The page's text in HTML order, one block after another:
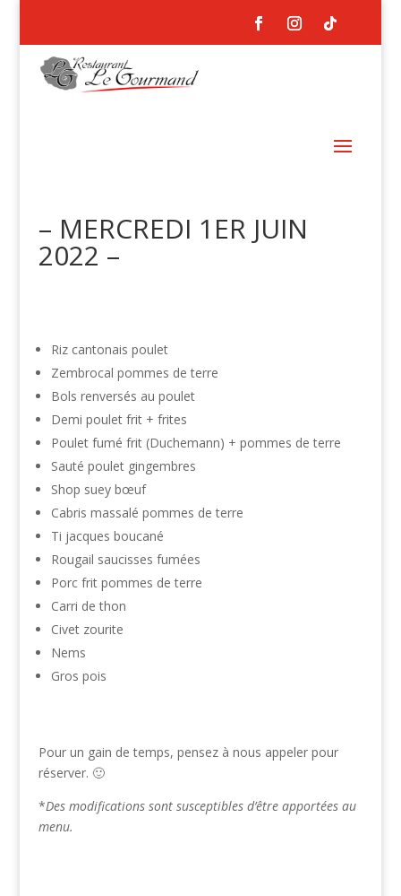
– MERCREDI 1ER JUIN
2022 –
Riz cantonais poulet
Zembrocal pommes de terre
Bols renversés au poulet
Demi poulet frit + frites
Poulet fumé frit (Duchemann) + pommes de terre
Sauté poulet gingembres
Shop suey bœuf
Cabris massalé pommes de terre
Ti jacques boucané
Rougail saucisses fumées
Porc frit pommes de terre
Carri de thon
Civet zourite
Nems
Gros pois
Pour un gain de temps, pensez à nous appeler pour
réserver. 🙂
*Des modifications sont susceptibles d’être apportées au
menu.